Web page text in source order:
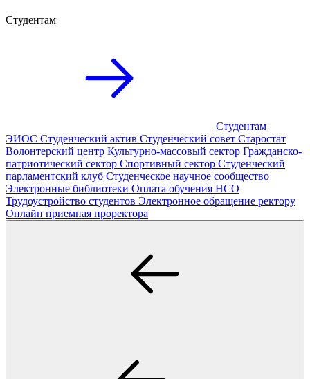
Студентам
Студентам
ЭИОС Студенческий актив Студенческий совет Старостат
Волонтерский центр Культурно-массовый сектор Гражданско-
патриотический сектор Спортивный сектор Студенческий
парламентский клуб Студенческое научное сообщество
Электронные библиотеки Оплата обучения НСО
Трудоустройство студентов Электронное обращение ректору
Онлайн приемная проректора